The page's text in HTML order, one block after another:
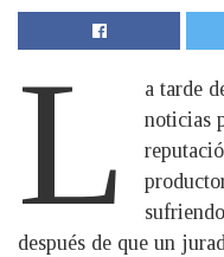
L
a tarde
noticias
después de que un